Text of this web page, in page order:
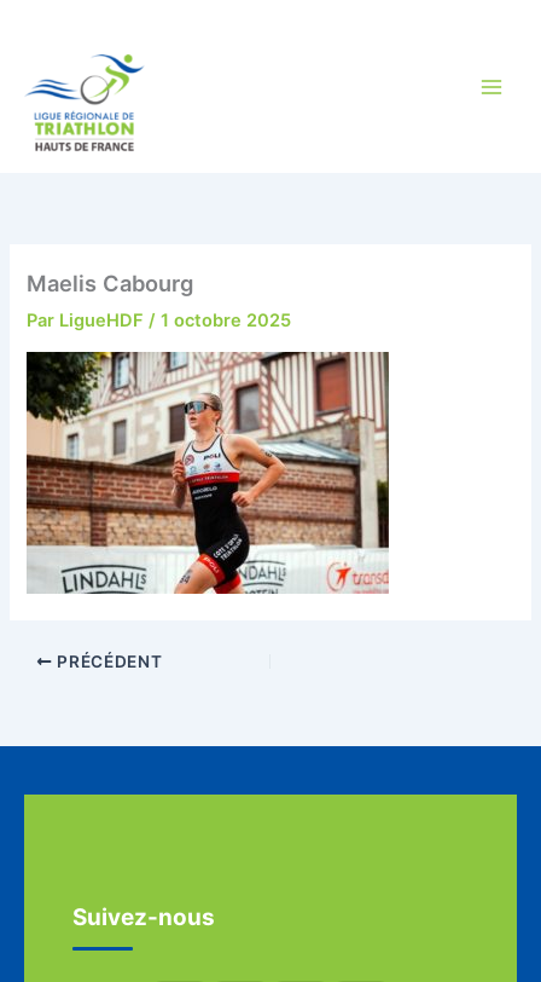
Maelis Cabourg
Par LigueHDF/1 octobre 2025
PRÉCÉDENT
Suivez-nous